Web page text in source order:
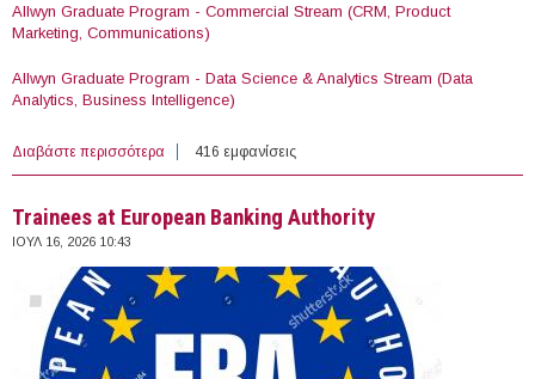
Allwyn Graduate Program - Commercial Stream (CRM, Product
Marketing, Communications)
Allwyn Graduate Program - Data Science & Analytics Stream (Data
Analytics, Business Intelligence)
Διαβάστε περισσότερα για 3 Allwyn Graduate Programs
416 εμφανίσεις
Trainees at European Banking Authority
ΙΟΥΛ 16, 2026 10:43